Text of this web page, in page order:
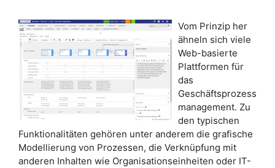
Vom Prinzip her
ähneln sich viele
Web-basierte
Plattformen für
das
Geschäftsprozess
management. Zu
den typischen
Funktionalitäten gehören unter anderem die grafische
Modellierung von Prozessen, die Verknüpfung mit
anderen Inhalten wie Organisationseinheiten oder IT-